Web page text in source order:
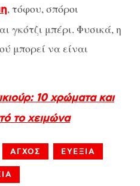
, τόφου, σπόροι
γκότζι μπέρι. Φυσικά, η
μπορεί να είναι
10 χρώματα και
το χειμώνα
ΑΓΧΟΣ ΕΥΕΞΙΑ